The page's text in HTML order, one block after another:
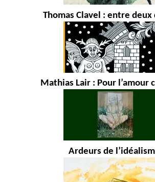
Thomas Clavel : entre deux
Mathias Lair : Pour l’amour
Ardeurs de